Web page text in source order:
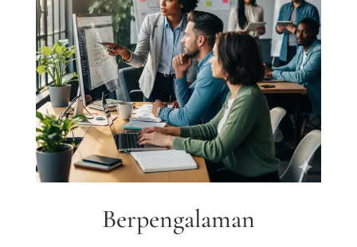
Berpengalaman